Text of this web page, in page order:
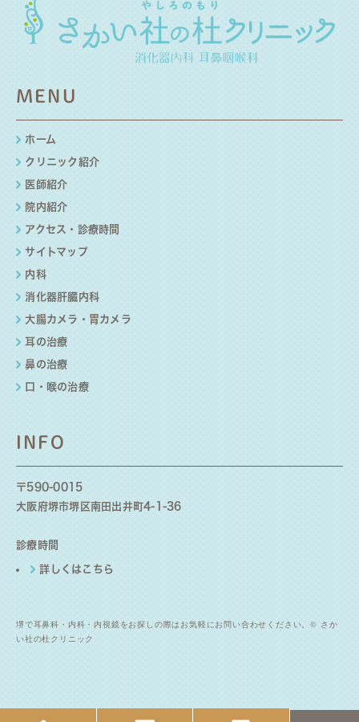
MENU
ホーム
クリニック紹介
医師紹介
院内紹介
アクセス・診療時間
サイトマップ
内科
消化器肝臓内科
大腸カメラ・胃カメラ
耳の治療
鼻の治療
口・喉の治療
INFO
〒590‐0015
大阪府堺市堺区南田出井町4-1-36
診療時間
詳しくはこちら
堺で耳鼻科・内科・内視鏡をお探しの際はお気軽にお問い合わせください。© さか
い社の杜クリニック